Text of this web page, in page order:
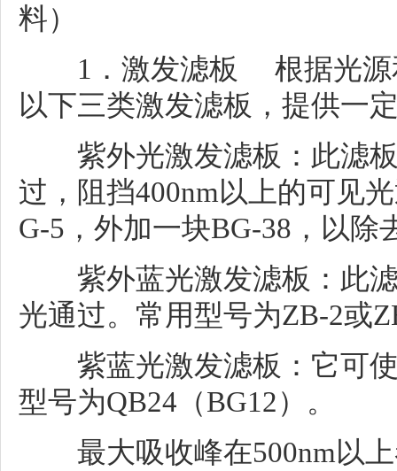
料）
1．激发滤板 根据光源
以下三类激发滤板，提供一
紫外光激发滤板：此滤板
过，阻挡400nm以上的可见
G-5，外加一块BG-38，以除
紫外蓝光激发滤板：此滤
光通过。常用型号为ZB-2或
紫蓝光激发滤板：它可使
型号为QB24（BG12）。
最大吸收峰在500nm以上